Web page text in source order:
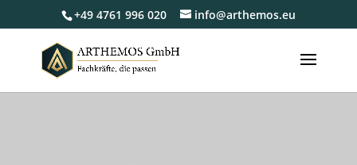
+49 4761 996 020 info@arthemos.eu